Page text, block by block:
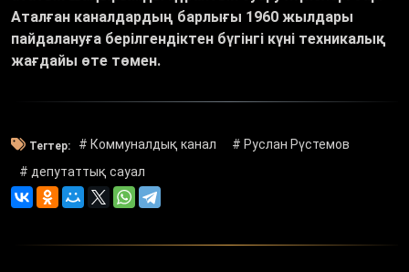
Аталған каналдардың барлығы 1960 жылдары
пайдалануға берілгендіктен бүгінгі күні техникалық
жағдайы өте төмен.
Тегтер: # Коммуналдық канал
# Руслан Рүстемов
# депутаттық сауал